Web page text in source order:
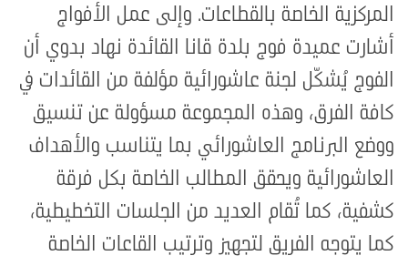
المركزية الخاصة بالقطاعات. وإلى عمل الأفواج
أشارت عميدة فوج بلدة قانا القائدة نهاد بدوي أن
الفوج يُشكّل لجنة عاشورائية مؤلفة من القائدات في
كافة الفرق، وهذه المجموعة مسؤولة عن تنسيق
ووضع البرنامج العاشورائي بما يتناسب والأهداف
العاشورائية ويحقق المطالب الخاصة بكل فرقة
كشفية، كما تُقام العديد من الجلسات التخطيطية،
كما يتوجه الفريق لتجهيز وترتيب القاعات الخاصة